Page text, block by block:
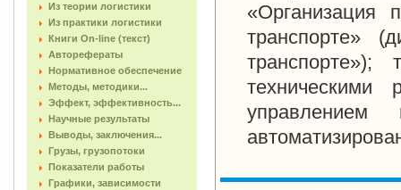
Из теории логистики
Из практики логистики
Книги On-line (текст)
Авторефераты
Нормативное обеспечение
Методы, методики...
Эффект, эффективность...
Научные результаты
Выводы, заключения...
Грузы, грузопотоки
Показатели работы
Графики, зависимости
«Организация
транспорте»
техническими
управлением